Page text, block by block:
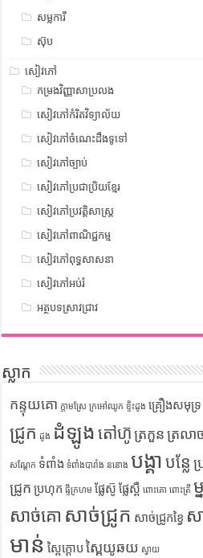
សម្លការី
ស៊ុប
សៀវភៅ
កម្រងវិញ្ញាសាប្រលង
សៀវភៅកំរិតវិទ្យាល័យ
សៀវភៅចំណេះដឹងទូទៅ
សៀវភៅច្បាប់
សៀវភៅប្រជាប្រិយខ្មែរ
សៀវភៅប្រវត្តិសាស្រ្ត
សៀវភៅពាណិជ្ជកម្ម
សៀវភៅពុទ្ធសាសនា
សៀវភៅអប់រំ
អត្ថបទស្រាវជ្រាវ
ស្លាក
កន្ទុយគោ ក្តាមស្រែ ក្រអៅឈូក ខ្ទិះដូង គ្រឿងសមុទ្រ
ជ្រូក ដូង ដំឡូង តៅហ៊ូ ត្រកួន ត្រលាច
សណ្តែក ទំពាំង ទំពាំងបារាំង ននោង បង្គា បន្លែ
ជ្រូក ប្រហុក ផ្ទីក្រហម ផ្លែស៊ូ ផ្លែស្ពឺ ពោះគោ ពោះត្រី
សាច់គោ សាច់ជ្រូក សាច់ជ្រូកខ្វៃ ស
មាន់ ស្ពៃក្តោប ស្ពៃយូឆយ ស្វាយ